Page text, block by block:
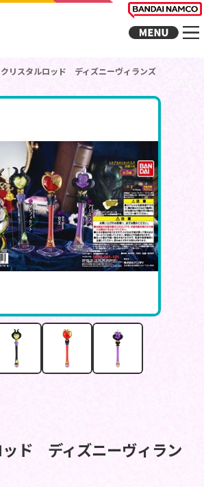
クリスタルロッド ディズニーヴィランズ
ッド ディズニーヴィラン